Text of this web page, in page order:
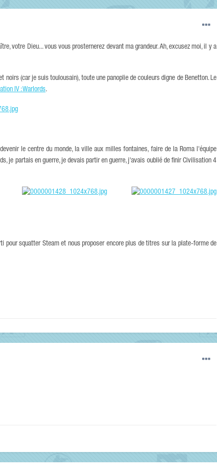
votre Dieu... vous vous prosternerez devant ma grandeur. Ah, excusez moi, il y a
(car je suis toulousain), toute une panoplie de couleurs digne de Benetton. Le
IV : Warlords.
le centre du monde, la ville aux milles fontaines, faire de la Roma l'équipe
je partais en guerre, je devais partir en guerre, j'avais oublié de finir Civilisation 4
squatter Steam et nous proposer encore plus de titres sur la plate-forme de